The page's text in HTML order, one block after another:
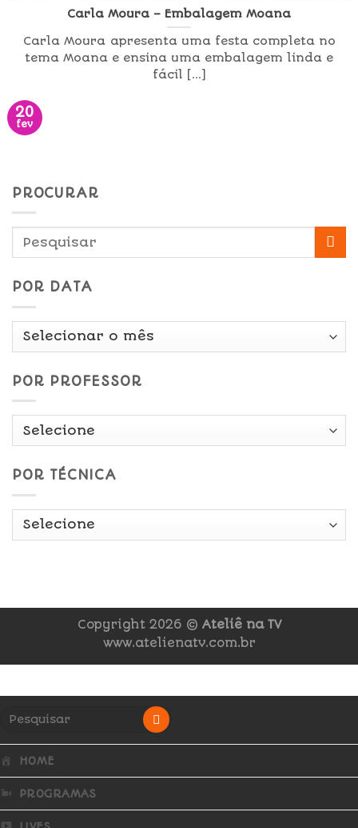
Carla Moura – Embalagem Moana
Carla Moura apresenta uma festa completa no
tema Moana e ensina uma embalagem linda e
fácil [...]
20
fev
PROCURAR
POR DATA
Por
POR PROFESSOR
POR TÉCNICA
Copyright 2026 © Ateliê na TV
www.atelienatv.com.br
HOME
PROGRAMAS